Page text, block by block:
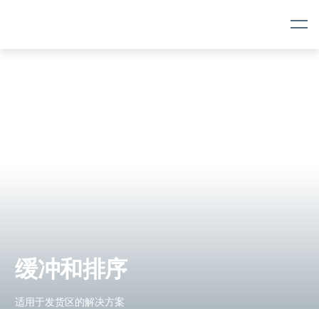
缓冲和排序
适用于发货区的解决方案